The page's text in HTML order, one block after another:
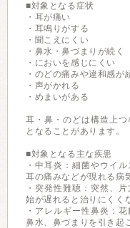
■対象となる症状
・耳が痛い
・耳鳴りがする
・聞こえにくい
・鼻水・鼻づまりが続く
・においを感じにくい
・のどの痛みや違和感が
・声がかれる
・めまいがある
耳・鼻・のどは構造上
となることがあります。
■対象となる主な疾患
・中耳炎：細菌やウイ
耳の痛みなどが現れる病
・突発性難聴：突然、
始が遅れると治りにくく
・アレルギー性鼻炎：
鼻水、鼻づまりを引き起